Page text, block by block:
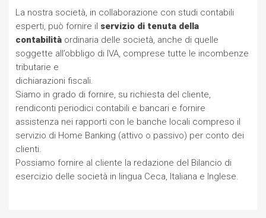
La nostra società, in collaborazione con studi contabili
esperti, può fornire il servizio di tenuta della
contabilità ordinaria delle società, anche di quelle
soggette all’obbligo di IVA, comprese tutte le incombenze
tributarie e
dichiarazioni fiscali.
Siamo in grado di fornire, su richiesta del cliente,
rendiconti periodici contabili e bancari e fornire
assistenza nei rapporti con le banche locali compreso il
servizio di Home Banking (attivo o passivo) per conto dei
clienti.
Possiamo fornire al cliente la redazione del Bilancio di
esercizio delle società in lingua Ceca, Italiana e Inglese.